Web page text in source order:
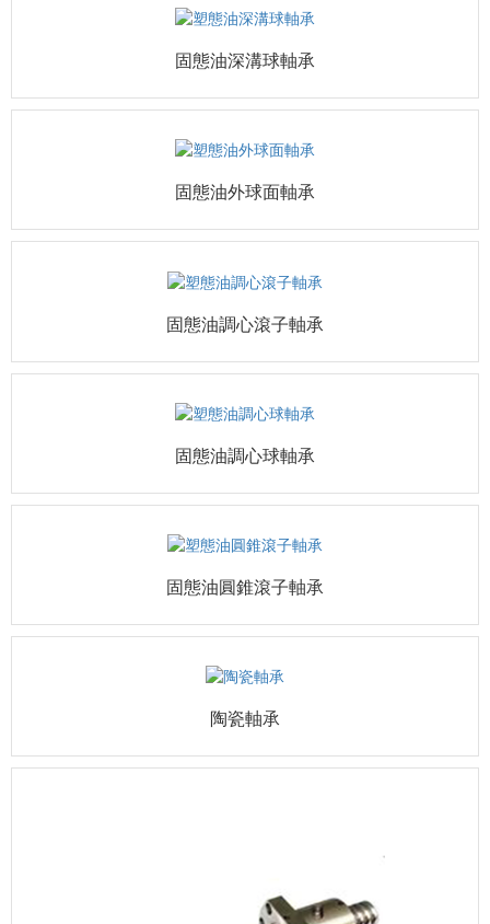
固態油深溝球軸承
固態油外球面軸承
固態油調心滾子軸承
固態油調心球軸承
固態油圓錐滾子軸承
陶瓷軸承